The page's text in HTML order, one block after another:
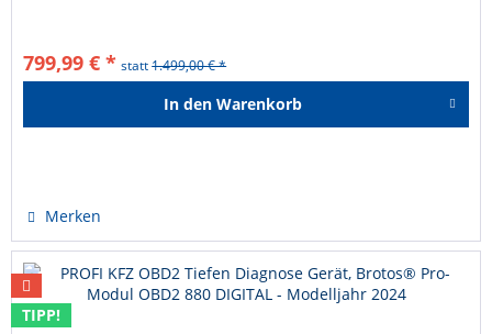
799,99 € * statt1.499,00 € *
In den Warenkorb
Merken
TIPP!